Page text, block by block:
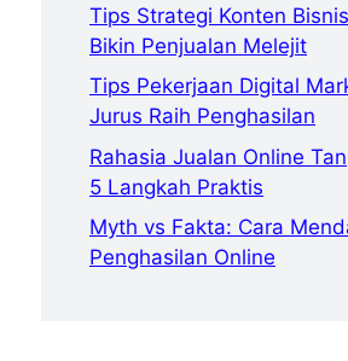
Tips Strategi Konten
Bikin Penjualan Melejit
Tips Pekerjaan Digital
Jurus Raih Penghasilan
Rahasia Jualan Online
5 Langkah Praktis
Myth vs Fakta: Cara
Penghasilan Online